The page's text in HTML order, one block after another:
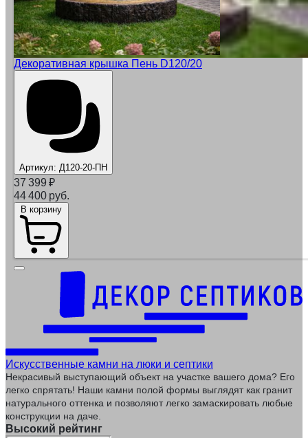
Декоративная крышка Пень D120/20
Артикул: Д120-20-ПН
37 399 ₽
44 400 руб.
Искусственные камни на люки и септики
Некрасивый выступающий объект на участке вашего дома? Его
легко спрятать! Наши камни полой формы выглядят как гранит
натурального оттенка и позволяют легко замаскировать любые
конструкции на даче.
Высокий рейтинг